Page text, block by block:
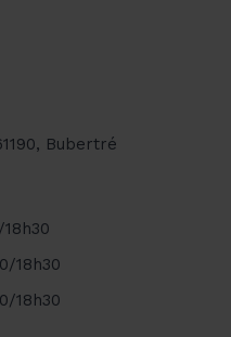
Bubertré
18h30
18h30